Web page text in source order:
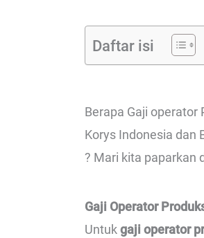
Daftar isi
Berapa Gaji operator
Korys Indonesia dan
? Mari kita paparkan
Gaji Operator
Untukgaji operator